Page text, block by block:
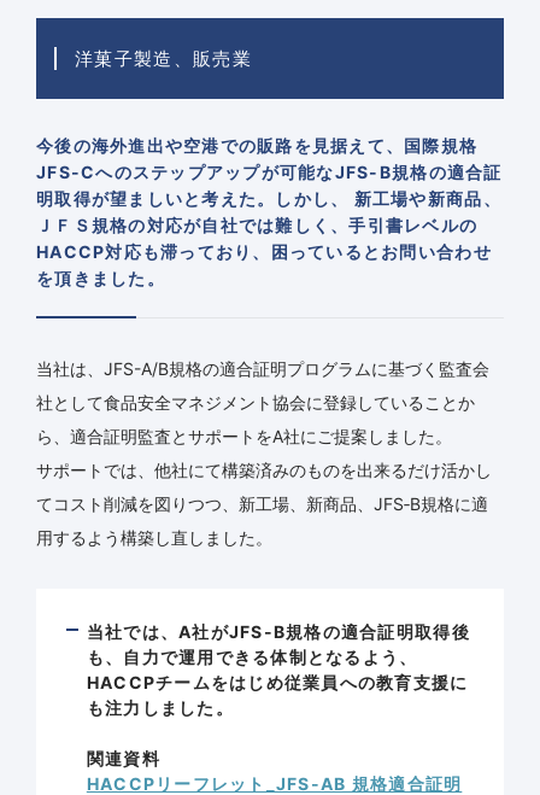
洋菓子製造、販売業
今後の海外進出や空港での販路を見据えて、国際規格
JFS-Cへのステップアップが可能なJFS-B規格の適合証
明取得が望ましいと考えた。しかし、 新工場や新商品、
ＪＦＳ規格の対応が自社では難しく、手引書レベルの
HACCP対応も滞っており、困っているとお問い合わせ
を頂きました。
当社は、JFS-A/B規格の適合証明プログラムに基づく監査会
社として食品安全マネジメント協会に登録していることか
ら、適合証明監査とサポートをA社にご提案しました。
サポートでは、他社にて構築済みのものを出来るだけ活かし
てコスト削減を図りつつ、新工場、新商品、JFS‐B規格に適
用するよう構築し直しました。
当社では、A社がJFS-B規格の適合証明取得後
も、自力で運用できる体制となるよう、
HACCPチームをはじめ従業員への教育支援に
も注力しました。
関連資料
HACCPリーフレット_JFS-AB 規格適合証明